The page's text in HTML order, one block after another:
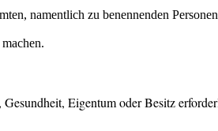
namentlich zu benennenden
Eigentum oder Besitz